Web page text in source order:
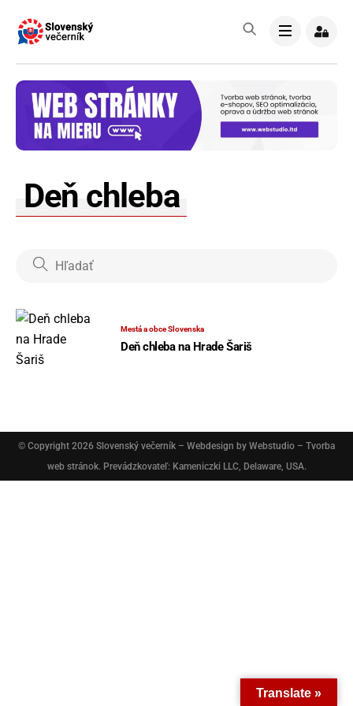
content
Menu
Deň chleba
Mestá a obce Slovenska
Deň chleba na Hrade Šariš
© Copyright 2026 Slovenský večerník – Webdesign by Webstudio – Tvorba
web stránok. Prevádzkovateľ: Kameniczki LLC, Delaware, USA.
Translate »